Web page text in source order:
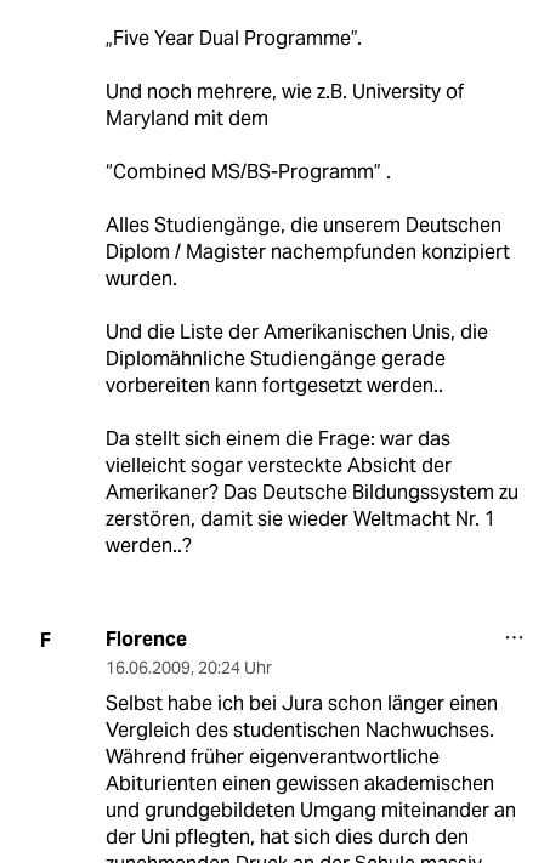
„Five Year Dual Programme”.
Und noch mehrere, wie z.B. University of
Maryland mit dem
“Combined MS/BS-Programm” .
Alles Studiengänge, die unserem Deutschen
Diplom / Magister nachempfunden konzipiert
wurden.
Und die Liste der Amerikanischen Unis, die
Diplomähnliche Studiengänge gerade
vorbereiten kann fortgesetzt werden..
Da stellt sich einem die Frage: war das
vielleicht sogar versteckte Absicht der
Amerikaner? Das Deutsche Bildungssystem zu
zerstören, damit sie wieder Weltmacht Nr. 1
werden..?
F Florence
16.06.2009, 20:24 Uhr
Selbst habe ich bei Jura schon länger einen
Vergleich des studentischen Nachwuchses.
Während früher eigenverantwortliche
Abiturienten einen gewissen akademischen
und grundgebildeten Umgang miteinander an
der Uni pflegten, hat sich dies durch den